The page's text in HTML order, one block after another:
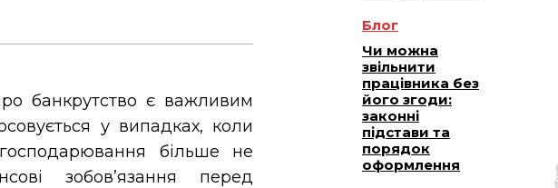
банкрутство є важливим
у випадках, коли
більше не
зобов’язання перед
Блог
Чи можна
звільнити
працівника без
його згоди:
законні
підстави та
порядок
оформлення